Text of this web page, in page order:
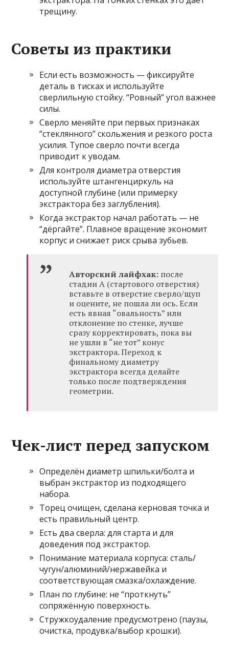
трещину.
Советы из практики
Если есть возможность — фиксируйте
деталь в тисках и используйте
сверлильную стойку. “Ровный” угол важнее
силы.
Сверло меняйте при первых признаках
“стеклянного” скольжения и резкого роста
усилия. Тупое сверло почти всегда
приводит к уводам.
Для контроля диаметра отверстия
используйте штангенциркуль на
доступной глубине (или примерку
экстрактора без заглубления).
Когда экстрактор начал работать — не
“дёргайте”. Плавное вращение экономит
корпус и снижает риск срыва зубьев.
Авторский лайфхак: после
стадии A (стартового отверстия)
вставьте в отверстие сверло/щуп
и оцените, не пошла ли ось. Если
есть явная “овальность” или
отклонение по стенке, лучше
сразу корректировать, пока вы
не ушли в “не тот” конус
экстрактора. Переход к
финальному диаметру
экстрактора всегда делайте
только после подтверждения
геометрии.
Чек-лист перед запуском
Определён диаметр шпильки/болта и
выбран экстрактор из подходящего
набора.
Торец очищен, сделана керновая точка и
есть правильный центр.
Есть два сверла: для старта и для
доведения под экстрактор.
Понимание материала корпуса: сталь/
чугун/алюминий/нержавейка и
соответствующая смазка/охлаждение.
План по глубине: не “проткнуть”
сопряжённую поверхность.
Стружкоудаление предусмотрено (паузы,
очистка, продувка/выбор крошки).